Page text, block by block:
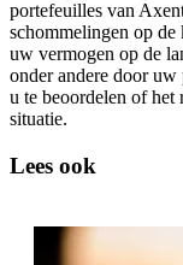
portefeuilles van
schommelingen op
uw vermogen op de
onder andere door
u te beoordelen of
situatie.
Lees ook